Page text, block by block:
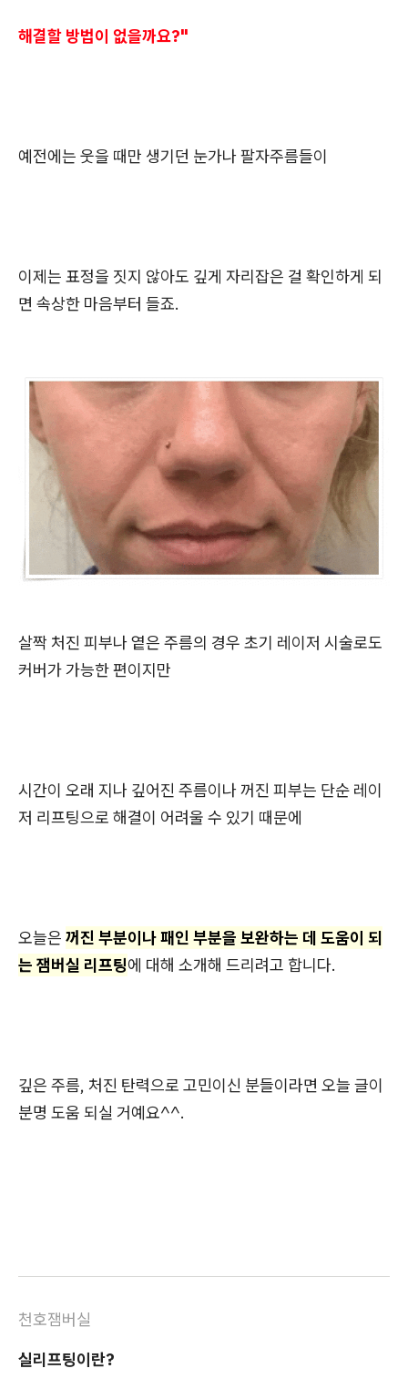
해결할 방법이 없을까요?"
예전에는 웃을 때만 생기던 눈가나 팔자주름들이
이제는 표정을 짓지 않아도 깊게 자리잡은 걸 확인하게 되
면 속상한 마음부터 들죠.
살짝 처진 피부나 옅은 주름의 경우 초기 레이저 시술로도
커버가 가능한 편이지만
시간이 오래 지나 깊어진 주름이나 꺼진 피부는 단순 레이
저 리프팅으로 해결이 어려울 수 있기 때문에
오늘은 꺼진 부분이나 패인 부분을 보완하는 데 도움이 되
는 잼버실 리프팅에 대해 소개해 드리려고 합니다.
깊은 주름, 처진 탄력으로 고민이신 분들이라면 오늘 글이
분명 도움 되실 거예요^^.
천호잼버실
실리프팅이란?